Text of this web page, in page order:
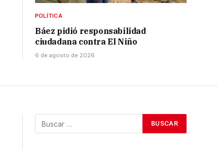
POLÍTICA
Báez pidió responsabilidad
ciudadana contra El Niño
6 de agosto de 2026